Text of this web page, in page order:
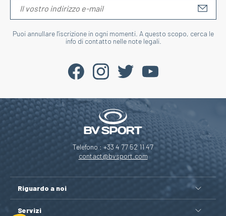
Puoi annullare l'iscrizione in ogni momenti. A questo scopo, cerca le
info di contatto nelle note legali.
Telefono : +33 4 77 52 11 47
contact@bvsport.com
Riguardo a noi
Servizi